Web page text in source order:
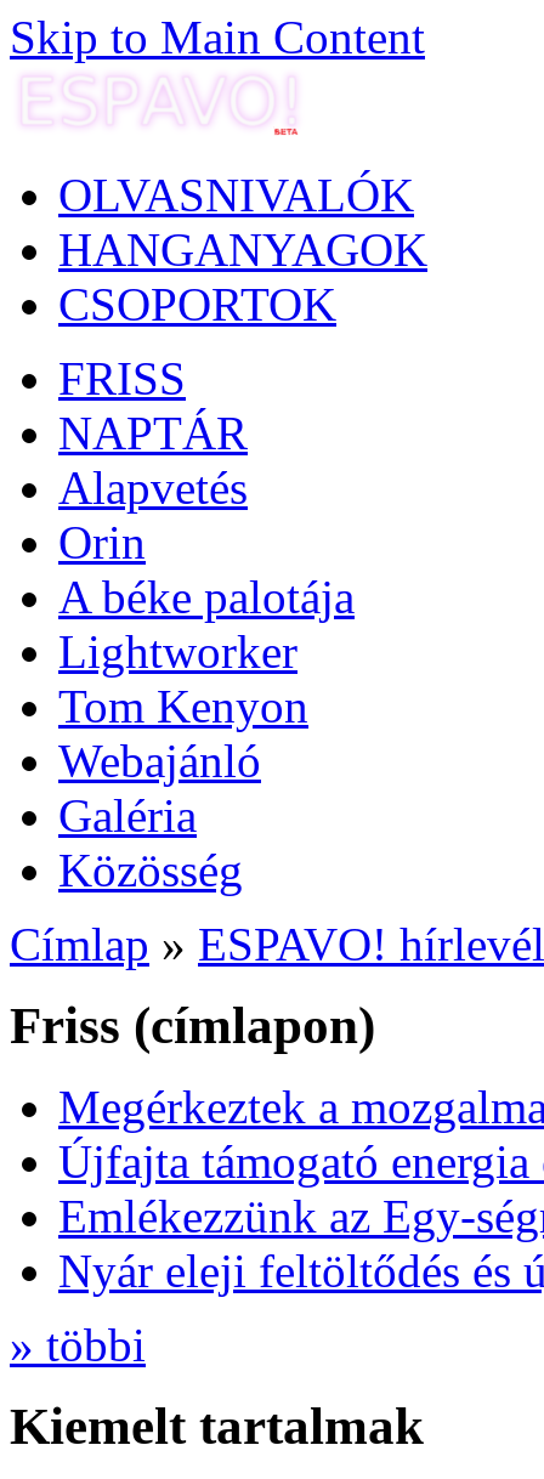
Skip to Main Content
OLVASNIVALÓK
HANGANYAGOK
CSOPORTOK
FRISS
NAPTÁR
Alapvetés
Orin
A béke palotája
Lightworker
Tom Kenyon
Webajánló
Galéria
Közösség
Címlap » ESPAVO! hírlevél
Friss (címlapon)
Megérkeztek a
Újfajta támogató
Emlékezzünk az Egy-
Nyár eleji feltöltődés és
» többi
Kiemelt tartalmak